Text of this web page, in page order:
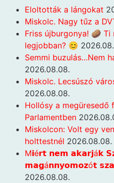
Eloltották a lángokat
Miskolc. Nagy tűz a
Friss újburgonya! 🥔
legjobban? 😊
Semmi buzulás…Nem
2026.08.08.
Miskolc. Lecsúszó
2026.08.08.
Hollósy a megüresedő
Parlamentben
Miskolcon: Volt egy
holttestnél 2026.08.08.
M𝗶é𝗿𝘁 𝗻𝗲𝗺 𝗮𝗸𝗮𝗿𝗷á𝗸
𝗺𝗮𝗴á𝗻𝗻𝘆𝗼𝗺𝗼𝘇ó𝘁
2026.08.08.